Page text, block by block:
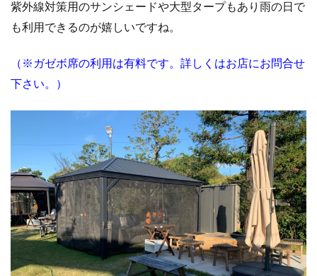
紫外線対策用のサンシェードや大型タープもあり雨の日で
も利用できるのが嬉しいですね。
（※ガゼボ席の利用は有料です。詳しくはお店にお問合せ
下さい。）